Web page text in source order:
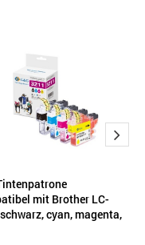
mit Brother LC-
cyan, magenta,